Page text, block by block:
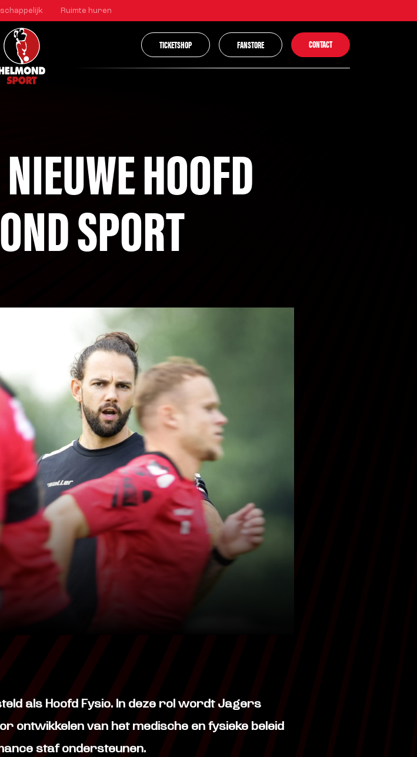
Ruimte huren
TICKETSHOP FANSTORE CONTACT
HOOFD
SPORT
als Hoofd Fysio. In deze rol wordt Jagers
van het medische en fysieke beleid
staf ondersteunen.